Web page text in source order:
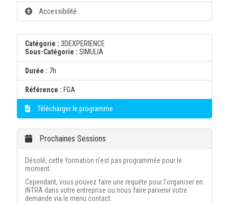
Accessibilité
Catégorie : 3DEXPERIENCE
Sous-Catégorie : SIMULIA
Durée : 7h
Référence : FGA
Télécharger le programme
Prochaines Sessions
Désolé, cette formation n'est pas programmée pour le
moment.
Cependant, vous pouvez faire une requête pour l'organiser en
INTRA dans votre entreprise ou nous faire parvenir votre
demande via le menu contact.